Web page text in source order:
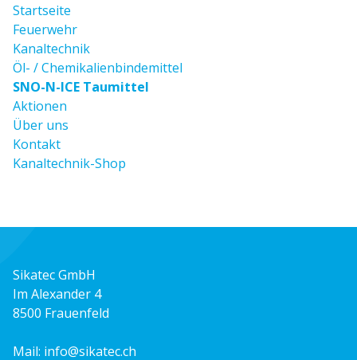
Startseite
Feuerwehr
Kanaltechnik
Öl- / Chemikalienbindemittel
SNO-N-ICE Taumittel
Aktionen
Über uns
Kontakt
Kanaltechnik-Shop
Sikatec GmbH
Im Alexander 4
8500 Frauenfeld
Mail: info@sikatec.ch